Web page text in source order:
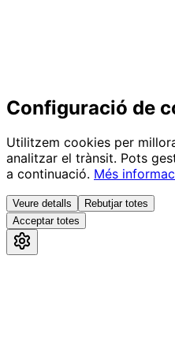
Configuració de
Utilitzem cookies per
analitzar el trànsit. Pots
a continuació. Més
Veure detalls
Rebutjar totes
Acceptar totes